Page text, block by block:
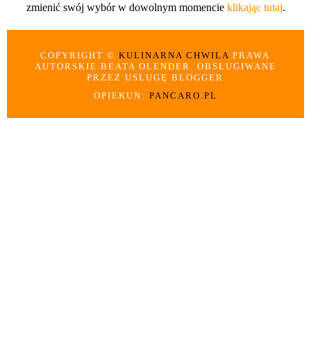
zmienić swój wybór w dowolnym momencie klikając tutaj.
COPYRIGHT ©KULINARNA CHWILAPRAWA
AUTORSKIE BEATA OLENDER. OBSŁUGIWANE
PRZEZ USŁUGĘ BLOGGER
OPIEKUN: PANCARO.PL